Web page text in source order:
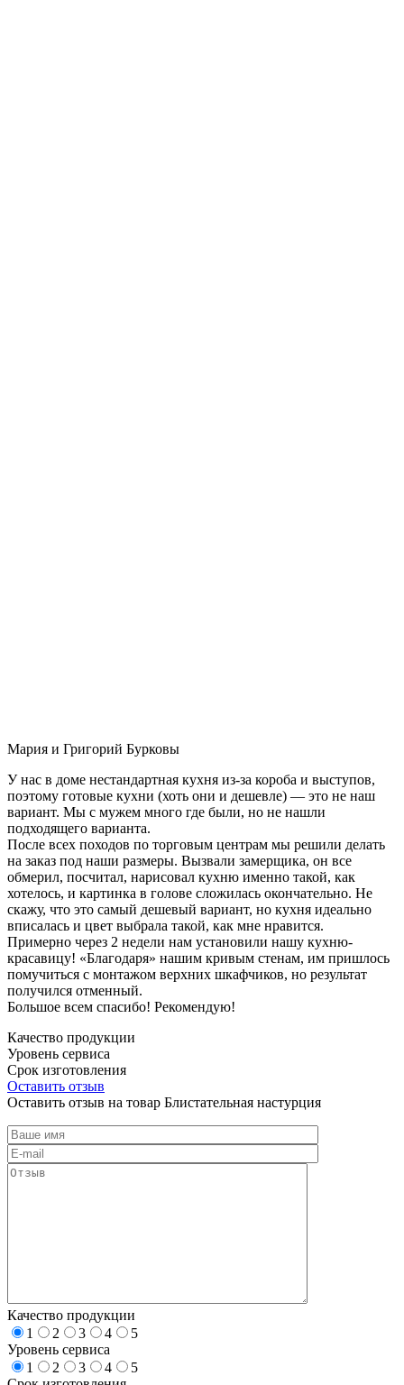
Мария и Григорий Бурковы
У нас в доме нестандартная кухня из-за короба и выступов,
поэтому готовые кухни (хоть они и дешевле) — это не наш
вариант. Мы с мужем много где были, но не нашли
подходящего варианта.
После всех походов по торговым центрам мы решили делать
на заказ под наши размеры. Вызвали замерщика, он все
обмерил, посчитал, нарисовал кухню именно такой, как
хотелось, и картинка в голове сложилась окончательно. Не
скажу, что это самый дешевый вариант, но кухня идеально
вписалась и цвет выбрала такой, как мне нравится.
Примерно через 2 недели нам установили нашу кухню-
красавицу! «Благодаря» нашим кривым стенам, им пришлось
помучиться с монтажом верхних шкафчиков, но результат
получился отменный.
Большое всем спасибо! Рекомендую!
Качество продукции
Уровень сервиса
Срок изготовления
Оставить отзыв
Оставить отзыв на товар Блистательная настурция
Качество продукции
1
2 3 4
5
Уровень сервиса
1
2 3 4
5